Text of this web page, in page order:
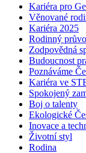
Kariéra pro
Věnované
Kariéra 2025
Rodinný
Zodpovědná
Budoucnost
Poznáváme
Kariéra ve
Spokojený
Boj o talenty
Ekologické
Inovace a
Životní styl
Rodina